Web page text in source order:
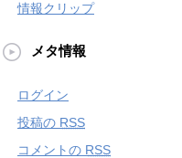
情報クリップ
メタ情報
ログイン
投稿の RSS
コメントの RSS